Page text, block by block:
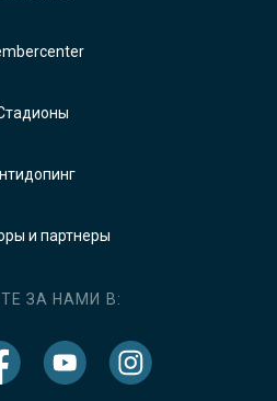
и партнеры
ЗА НАМИ В: